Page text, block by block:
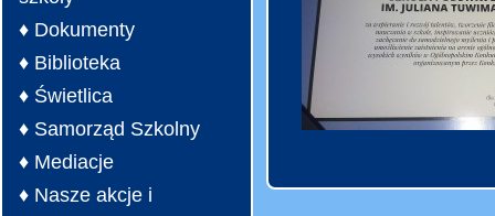
♦ Dokumenty
♦ Biblioteka
♦ Świetlica
♦ Samorząd Szkolny
♦ Mediacje
♦ Nasze akcje i